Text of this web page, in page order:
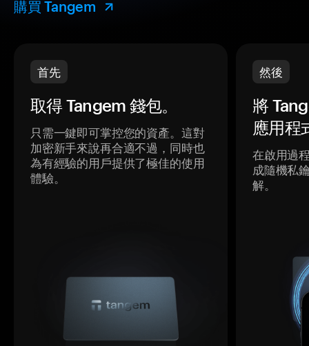
購買 Tangem
首先
取得 Tangem 錢包。
只需一鍵即可掌控您的資產。這對
加密新手來說再合適不過，同時也
為有經驗的用戶提供了極佳的使用
體驗。
然後
將
應用程
在啟用過
成隨機私
解。